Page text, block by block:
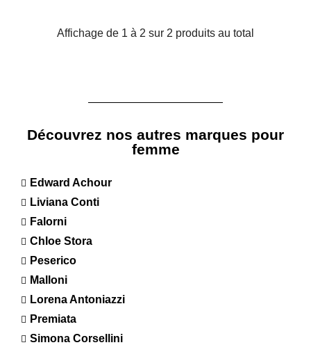
Affichage de 1 à 2 sur 2 produits au total
Découvrez nos autres marques pour
femme
Edward Achour
Liviana Conti
Falorni
Chloe Stora
Peserico
Malloni
Lorena Antoniazzi
Premiata
Simona Corsellini